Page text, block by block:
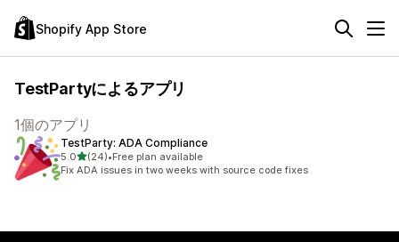
Shopify App Store
TestPartyによるアプリ
1個のアプリ
TestParty: ADA Compliance
5.05つ星中
(24)
合計レビュー数：24件
•Free plan available
Fix ADA issues in two weeks with source code fixes